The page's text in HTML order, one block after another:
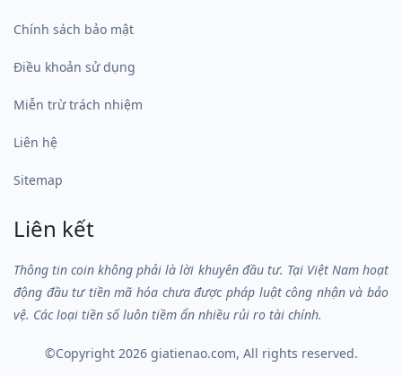
Chính sách bảo mật
Điều khoản sử dụng
Miễn trừ trách nhiệm
Liên hệ
Sitemap
Liên kết
Thông tin coin không phải là lời khuyên đầu tư. Tại Việt Nam hoạt
động đầu tư tiền mã hóa chưa được pháp luật công nhận và bảo
vệ. Các loại tiền số luôn tiềm ẩn nhiều rủi ro tài chính.
©Copyright 2026 giatienao.com, All rights reserved.